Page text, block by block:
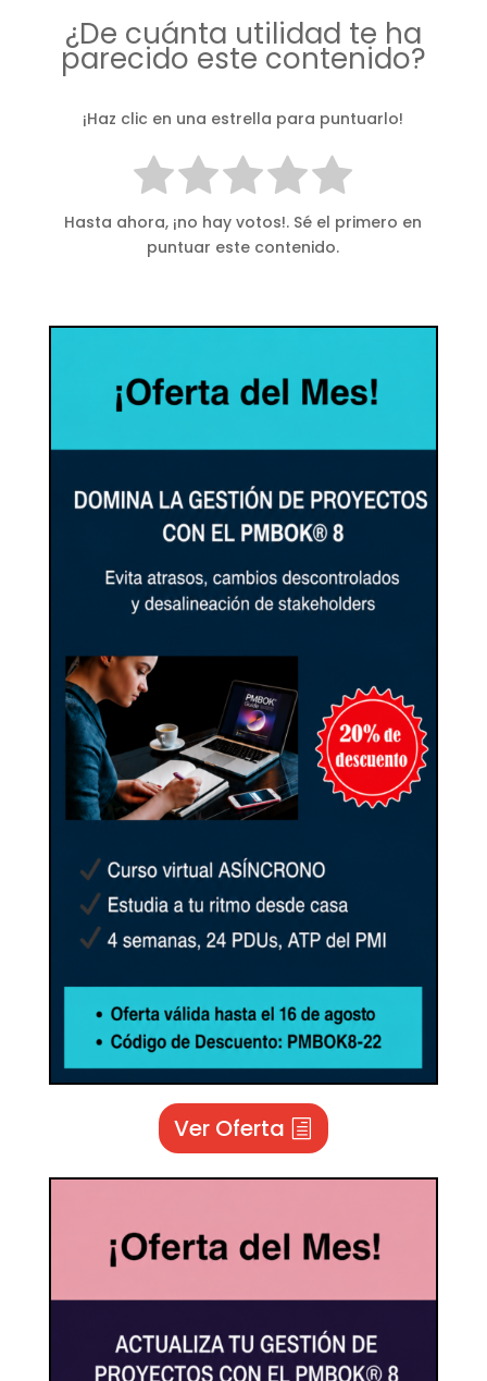
¿De cuánta utilidad te ha
parecido este contenido?
¡Haz clic en una estrella para puntuarlo!
Hasta ahora, ¡no hay votos!. Sé el primero en
puntuar este contenido.
Ver Oferta